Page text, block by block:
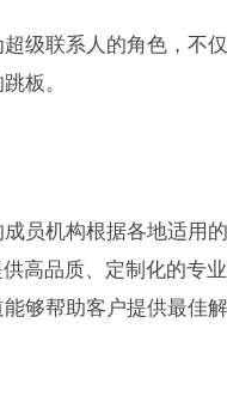
级联系人的角色，不
板。
员机构根据各地适用
高品质、定制化的专
够帮助客户提供最佳